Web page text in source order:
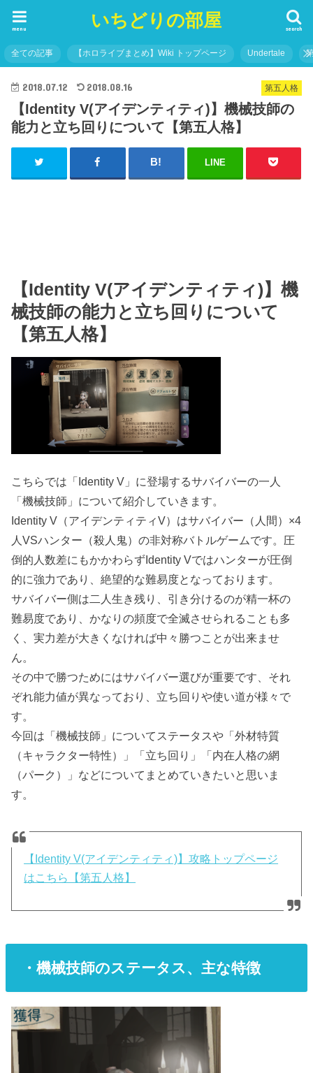
いちどりの部屋 search
menu
全ての記事 【ホロライブまとめ】Wiki トップページ Undertale
第五人格
2018.07.12 2018.08.16
【Identity V(アイデンティティ)】機械技師の
能力と立ち回りについて【第五人格】
LINE
【Identity V(アイデンティティ)】機
械技師の能力と立ち回りについて
【第五人格】
こちらでは「Identity V」に登場するサバイバーの一人
「機械技師」について紹介していきます。
Identity V（アイデンティティV）はサバイバー（人間）×4
人VSハンター（殺人鬼）の非対称バトルゲームです。圧
倒的人数差にもかかわらずIdentity Vではハンターが圧倒
的に強力であり、絶望的な難易度となっております。
サバイバー側は二人生き残り、引き分けるのが精一杯の
難易度であり、かなりの頻度で全滅させられることも多
く、実力差が大きくなければ中々勝つことが出来ませ
ん。
その中で勝つためにはサバイバー選びが重要です、それ
ぞれ能力値が異なっており、立ち回りや使い道が様々で
す。
今回は「機械技師」についてステータスや「外材特質
（キャラクター特性）」「立ち回り」「内在人格の網
（パーク）」などについてまとめていきたいと思いま
す。
【Identity V(アイデンティティ)】攻略トップページ
はこちら【第五人格】
・機械技師のステータス、主な特徴